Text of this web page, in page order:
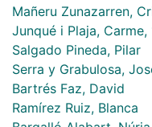
Mañeru Zunazarren,
Junqué i Plaja, Carme,
Salgado Pineda, Pilar
Serra y Grabulosa,
Bartrés Faz, David
Ramírez Ruiz, Blanca